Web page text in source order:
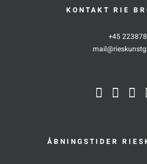
KONTAKT RIE
+45
ÅBNINGSTIDER